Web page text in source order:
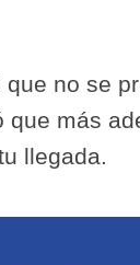
no se
que más
llegada.